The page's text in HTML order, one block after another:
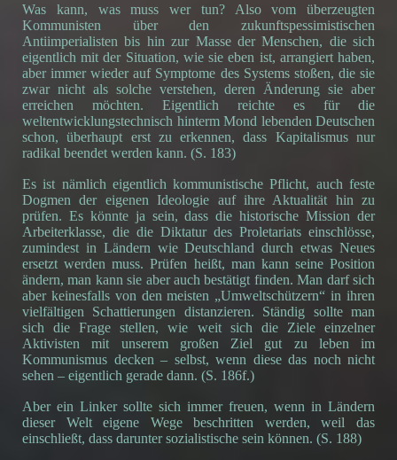
Was kann, was muss wer tun? Also vom überzeugten
Kommunisten über den zukunftspessimistischen
Antiimperialisten bis hin zur Masse der Menschen, die sich
eigentlich mit der Situation, wie sie eben ist, arrangiert haben,
aber immer wieder auf Symptome des Systems stoßen, die sie
zwar nicht als solche verstehen, deren Änderung sie aber
erreichen möchten. Eigentlich reichte es für die
weltentwicklungstechnisch hinterm Mond lebenden Deutschen
schon, überhaupt erst zu erkennen, dass Kapitalismus nur
radikal beendet werden kann. (S. 183)
Es ist nämlich eigentlich kommunistische Pflicht, auch feste
Dogmen der eigenen Ideologie auf ihre Aktualität hin zu
prüfen. Es könnte ja sein, dass die historische Mission der
Arbeiterklasse, die die Diktatur des Proletariats einschlösse,
zumindest in Ländern wie Deutschland durch etwas Neues
ersetzt werden muss. Prüfen heißt, man kann seine Position
ändern, man kann sie aber auch bestätigt finden. Man darf sich
aber keinesfalls von den meisten „Umweltschützern“ in ihren
vielfältigen Schattierungen distanzieren. Ständig sollte man
sich die Frage stellen, wie weit sich die Ziele einzelner
Aktivisten mit unserem großen Ziel gut zu leben im
Kommunismus decken – selbst, wenn diese das noch nicht
sehen – eigentlich gerade dann. (S. 186f.)
Aber ein Linker sollte sich immer freuen, wenn in Ländern
dieser Welt eigene Wege beschritten werden, weil das
einschließt, dass darunter sozialistische sein können. (S. 188)